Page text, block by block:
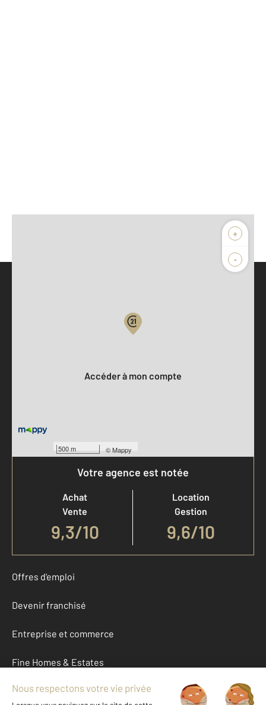
+
-
500 m ©Mappy
Accéder à mon compte
Votre agence est notée
Achat
Vente
9,3/10
Location
Gestion
9,6/10
Offres d'emploi
Devenir franchisé
Entreprise et commerce
Fine Homes & Estates
À propos